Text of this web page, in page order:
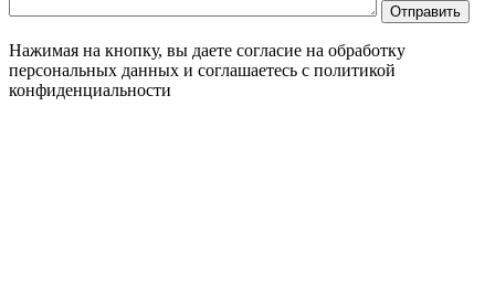
Нажимая на кнопку, вы даете согласие на обработку
персональных данных и соглашаетесь c политикой
конфиденциальности